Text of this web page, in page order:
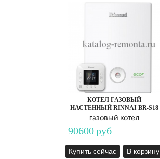
КОТЕЛ ГАЗОВЫЙ
НАСТЕННЫЙ RINNAI BR-S18
газовый котел
90600 руб
Купить сейчас В корзину